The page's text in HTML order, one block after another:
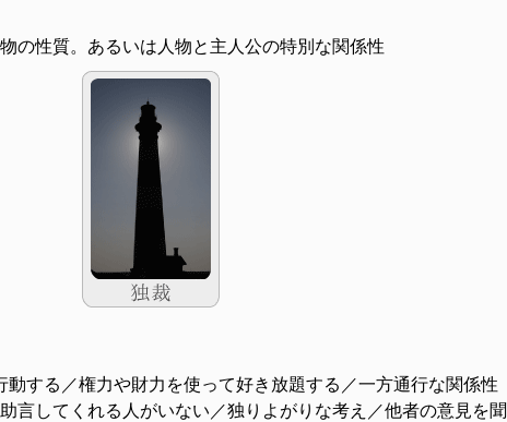
の性質。あるいは人物と主人公の特別な関係性
動する／権力や財力を使って好き放題する／一方通行な関係性
言してくれる人がいない／独りよがりな考え／他者の意見を聞